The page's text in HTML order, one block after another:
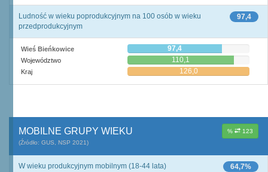
97,4
Ludność w wieku poprodukcyjnym na 100 osób w wieku
przedprodukcyjnym
Wieś Bieńkowice 97,4
Województwo 110,1
Kraj 126,0
% 123
MOBILNE GRUPY WIEKU
(Źródło: GUS, NSP 2021)
64,7%
W wieku produkcyjnym mobilnym (18-44 lata)